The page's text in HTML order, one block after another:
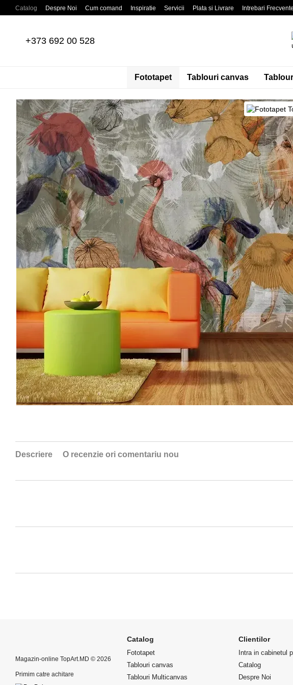
Mergi la conținutul principal
Catalog Despre Noi Cum comand Inspiratie Servicii Plata si Livrare Intrebari Frecvente
+373 692 00 528
Fototapet Tablouri canvas
Descriere O recenzie ori comentariu nou
Magazin-online TopArt.MD © 2026
Primim catre achitare
Catalog
Fototapet
Tablouri canvas
Tablouri Multicanvas
Clientilor
Intra in cabinetul
Catalog
Despre Noi